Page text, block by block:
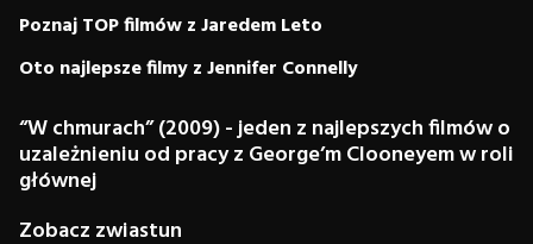
Poznaj TOP filmów z Jaredem Leto
Oto najlepsze filmy z Jennifer Connelly
“W chmurach” (2009) - jeden z najlepszych filmów o
uzależnieniu od pracy z George’m Clooneyem w roli
głównej
Zobacz zwiastun